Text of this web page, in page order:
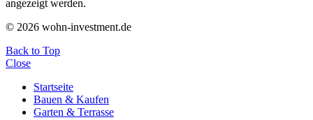
angezeigt werden.
© 2026 wohn-investment.de
Back to Top
Close
Startseite
Bauen & Kaufen
Garten & Terrasse